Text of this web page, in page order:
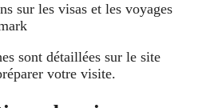
sur les visas et les voyages
sont détaillées sur le site
votre visite.